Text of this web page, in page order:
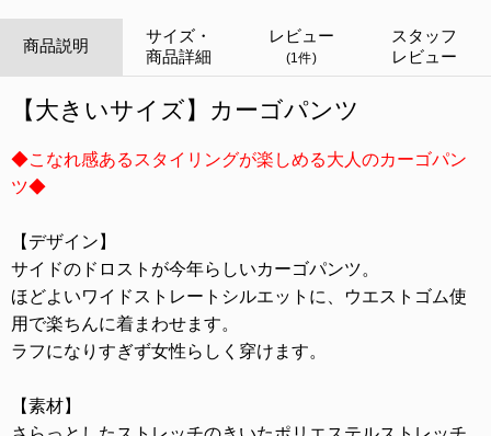
商品説明
サイズ・
商品詳細
レビュー
(1件)
スタッフ
レビュー
【大きいサイズ】カーゴパンツ
◆こなれ感あるスタイリングが楽しめる大人のカーゴパン
ツ◆
【デザイン】
サイドのドロストが今年らしいカーゴパンツ。
ほどよいワイドストレートシルエットに、ウエストゴム使
用で楽ちんに着まわせます。
ラフになりすぎず女性らしく穿けます。
【素材】